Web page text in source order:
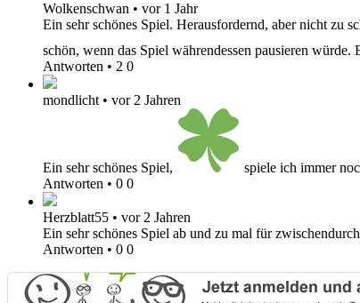
Wolkenschwan • vor 1 Jahr
Ein sehr schönes Spiel. Herausfordernd, aber nicht zu
schön, wenn das Spiel währendessen pausieren würde.
Antworten • 2 0
mondlicht • vor 2 Jahren
Ein sehr schönes Spiel,
spiele ich immer
Antworten • 0 0
Herzblatt55 • vor 2 Jahren
Ein sehr schönes Spiel ab und zu mal für
Antworten • 0 0